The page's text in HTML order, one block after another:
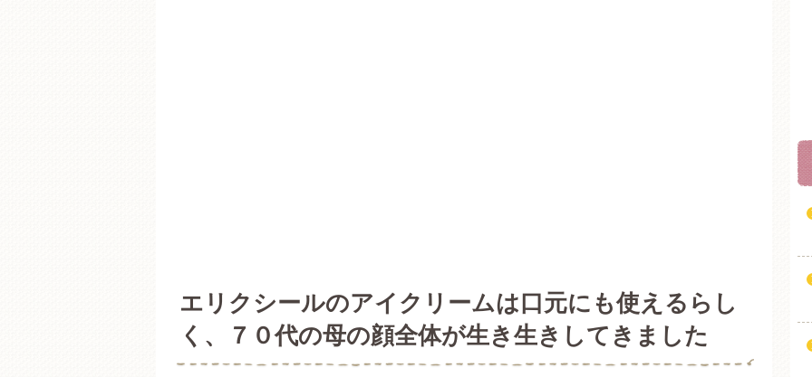
エリクシールのアイクリームは口元にも使えるらし
く、７０代の母の顔全体が生き生きしてきました